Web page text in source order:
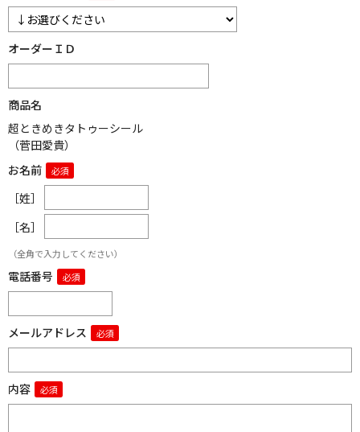
オーダーＩＤ
商品名
超ときめきタトゥーシール
（菅田愛貴）
お名前
［姓］
［名］
（全角で入力してください）
電話番号
メールアドレス
内容